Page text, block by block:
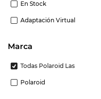
En Stock
Adaptación Virtual
Marca
Todas Polaroid Las
Polaroid